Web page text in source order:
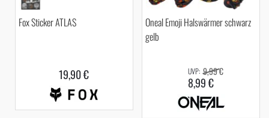
Fox Sticker ATLAS
19,90 €
Oneal Emoji Halswärmer schwarz
gelb
8,99 €
9,99 €